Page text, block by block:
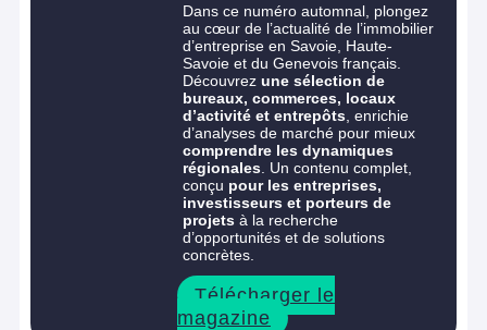
Dans ce numéro automnal, plongez
au cœur de l’actualité de l’immobilier
d’entreprise en Savoie, Haute-
Savoie et du Genevois français.
Découvrez une sélection de
bureaux, commerces, locaux
d’activité et entrepôts , enrichie
d’analyses de marché pour mieux
comprendre les dynamiques
régionales . Un contenu complet,
conçu pour les entreprises,
investisseurs et porteurs de
projets à la recherche
d’opportunités et de solutions
concrètes.
Télécharger le
magazine